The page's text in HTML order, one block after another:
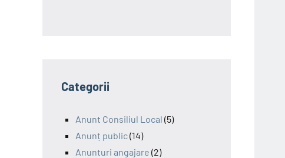
Categorii
Anunt Consiliul Local (5)
Anunț public(14)
Anunturi angajare (2)